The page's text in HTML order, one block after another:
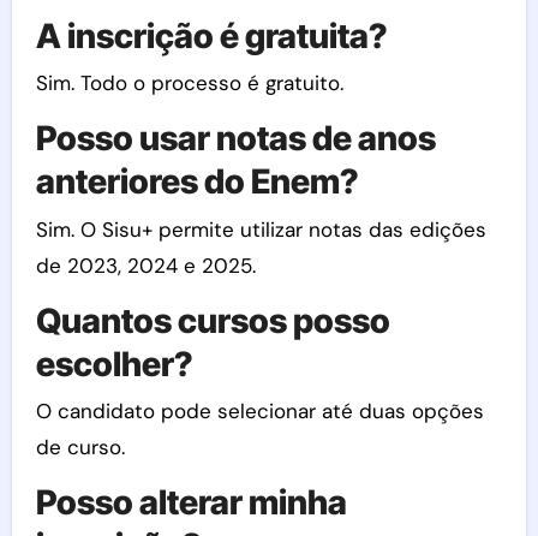
A inscrição é gratuita?
Sim. Todo o processo é gratuito.
Posso usar notas de anos
anteriores do Enem?
Sim. O Sisu+ permite utilizar notas das edições
de 2023, 2024 e 2025.
Quantos cursos posso
escolher?
O candidato pode selecionar até duas opções
de curso.
Posso alterar minha